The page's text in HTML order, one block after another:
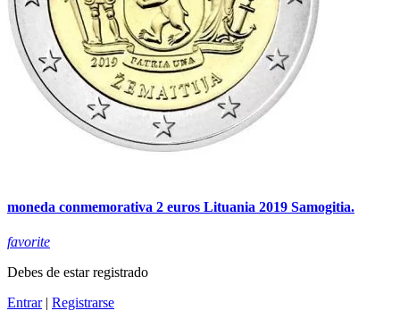
moneda conmemorativa 2 euros Lituania 2019 Samogitia.
favorite
Debes de estar registrado
Entrar| Registrarse